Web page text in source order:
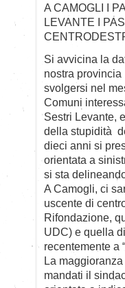
A CAMOGLI I
LEVANTE I
Si avvicina la
nostra
svolgersi nel
Comuni
Sestri Levante,
della stupidità
dieci anni si
orientata a
si sta
A Camogli, ci
uscente di
Rifondazione,
UDC) e quella
recentemente a
La
mandati il